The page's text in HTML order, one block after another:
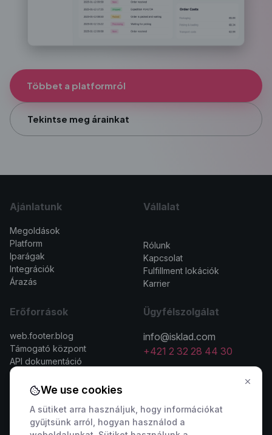
Többet a platformról
Tekintse meg árainkat
Ajánlatunk
Megoldások
Platform
Iparágak
Integrációk
Árazás
Vállalat
Rólunk
Kapcsolat
Fulfillment lokációk
Karrier
Erőforrások
web.footer.blog
Támogató központ
API dokumentáció
Ügyfélszolgálat
info@isklad.com
+421 2 32 28 44 30
We use cookies
A sütiket arra használjuk, hogy információkat
gyűjtsünk arról, hogyan használod a